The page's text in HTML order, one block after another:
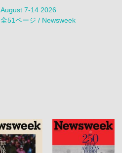
August 7-14 2026
全51ページ / Newsweek